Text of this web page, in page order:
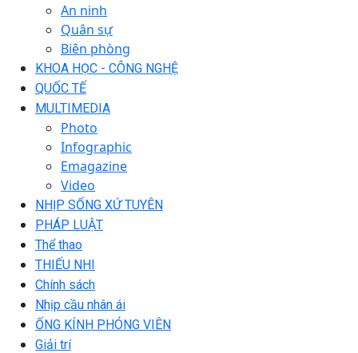
An ninh
Quân sự
Biên phòng
KHOA HỌC - CÔNG NGHỆ
QUỐC TẾ
MULTIMEDIA
Photo
Infographic
Emagazine
Video
NHỊP SỐNG XỨ TUYÊN
PHÁP LUẬT
Thể thao
THIẾU NHI
Chính sách
Nhịp cầu nhân ái
ỐNG KÍNH PHÓNG VIÊN
Giải trí